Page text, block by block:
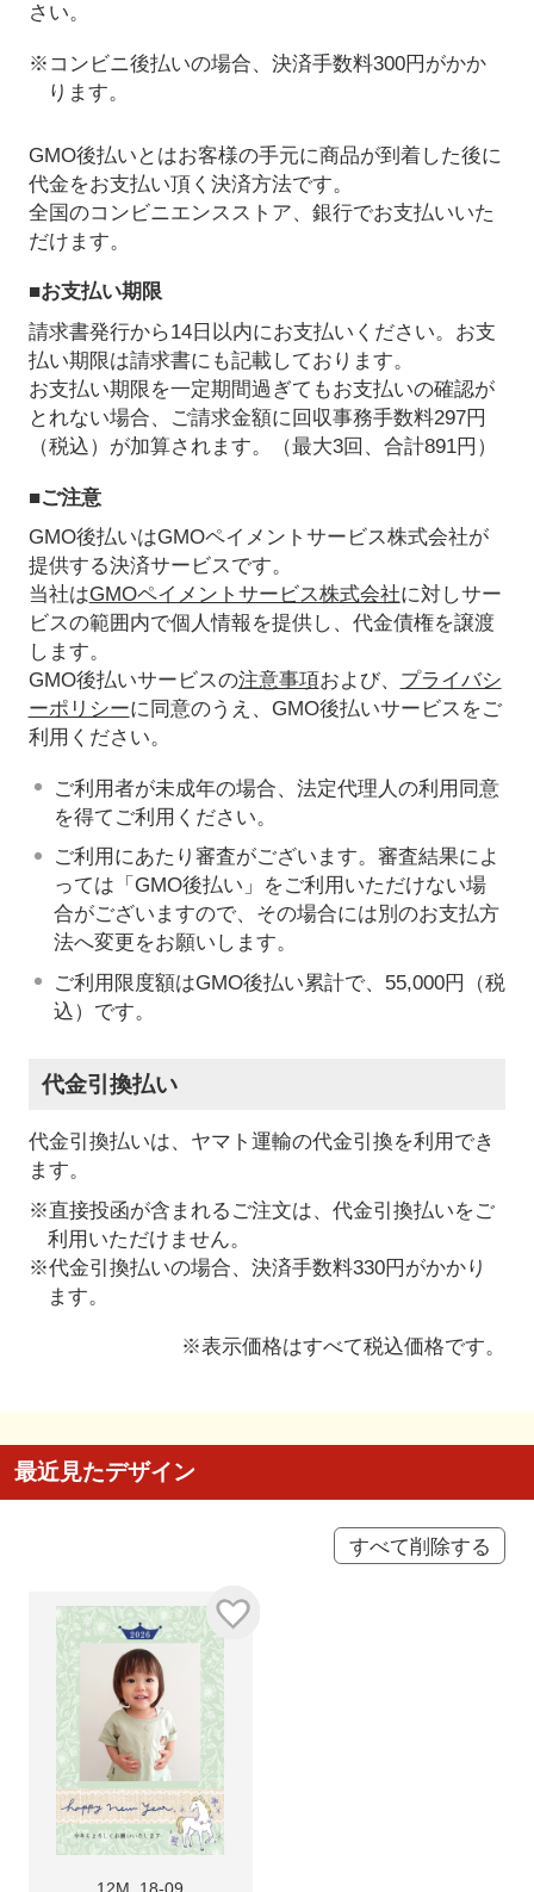
さい。
※コンビニ後払いの場合、決済手数料300円がかか
ります。
GMO後払いとはお客様の手元に商品が到着した後に
代金をお支払い頂く決済方法です。
全国のコンビニエンスストア、銀行でお支払いいた
だけます。
■お支払い期限
請求書発行から14日以内にお支払いください。お支
払い期限は請求書にも記載しております。
お支払い期限を一定期間過ぎてもお支払いの確認が
とれない場合、ご請求金額に回収事務手数料297円
（税込）が加算されます。（最大3回、合計891円）
■ご注意
GMO後払いはGMOペイメントサービス株式会社が
提供する決済サービスです。
当社はGMOペイメントサービス株式会社に対しサー
ビスの範囲内で個人情報を提供し、代金債権を譲渡
します。
GMO後払いサービスの注意事項および、 プライバシ
ーポリシーに同意のうえ、GMO後払いサービスをご
利用ください。
ご利用者が未成年の場合、法定代理人の利用同意
を得てご利用ください。
ご利用にあたり審査がございます。審査結果によ
っては「GMO後払い」をご利用いただけない場
合がございますので、その場合には別のお支払方
法へ変更をお願いします。
ご利用限度額はGMO後払い累計で、55,000円（税
込）です。
代金引換払い
代金引換払いは、ヤマト運輸の代金引換を利用でき
ます。
※直接投函が含まれるご注文は、代金引換払いをご
利用いただけません。
※代金引換払いの場合、決済手数料330円がかかり
ます。
※表示価格はすべて税込価格です。
最近見たデザイン
すべて削除する